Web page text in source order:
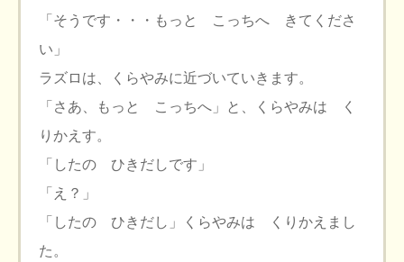
「そうです・・・もっと こっちへ きてくださ
い」
ラズロは、くらやみに近づいていきます。
「さあ、もっと こっちへ」と、くらやみは く
りかえす。
「したの ひきだしです」
「え？」
「したの ひきだし」くらやみは くりかえまし
た。